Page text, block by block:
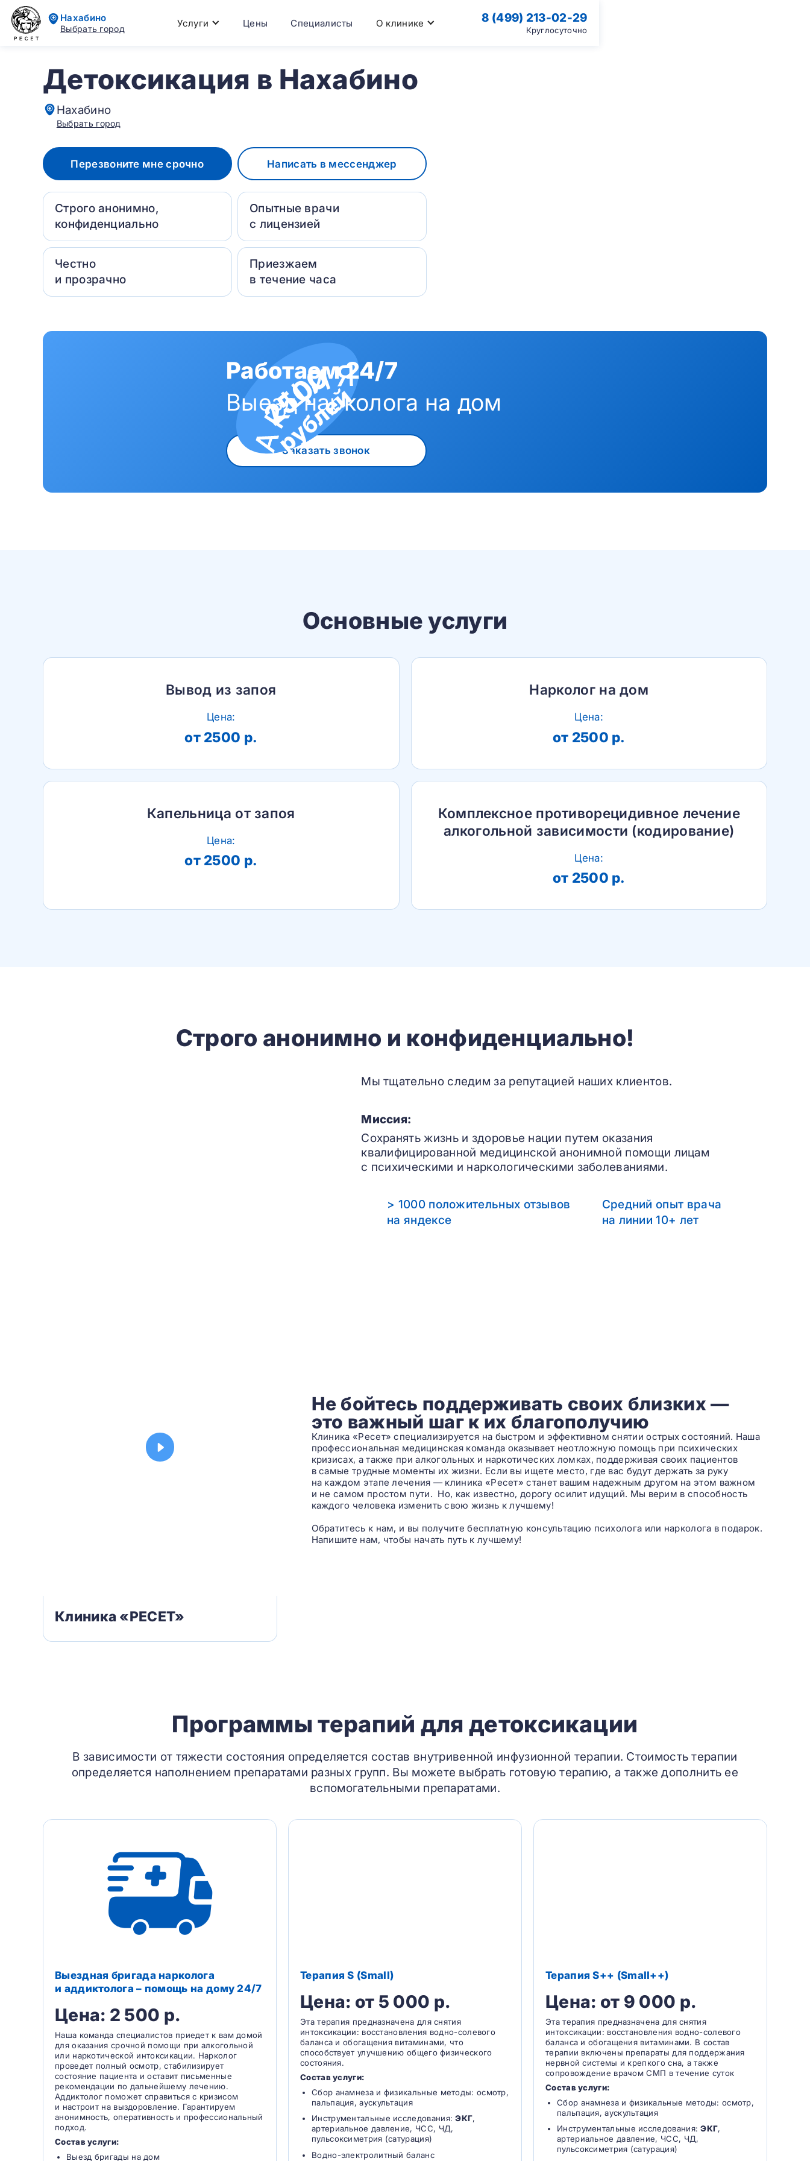
Нахабино
Выбрать город Услуги Цены Специалисты О клинике 8 (499) 213-02-29
Круглосуточно
Детоксикация в Нахабино
Нахабино
Выбрать город
Перезвоните мне срочно Написать в мессенджер
Строго анонимно,
конфиденциально
Опытные врачи
с лицензией
Честно
и прозрачно
Приезжаем
в течение часа
2500
рублей
Работаем 24/7
Выезд нарколога на дом
Заказать звонок
Основные услуги
Вывод из запоя
Цена:
от 2500 р.
Нарколог на дом
Цена:
от 2500 р.
Капельница от запоя
Цена:
от 2500 р.
Комплексное противорецидивное лечение
алкогольной зависимости (кодирование)
Цена:
от 2500 р.
Строго анонимно и конфиденциально!
Мы тщательно следим за репутацией наших клиентов.
Миссия:
Сохранять жизнь и здоровье нации путем оказания
квалифицированной медицинской анонимной помощи лицам
с психическими и наркологическими заболеваниями.
> 1000 положительных отзывов
на яндексе
Средний опыт врача
на линии 10+ лет
Клиника «РЕСЕТ»
Не бойтесь поддерживать своих близких —
это важный шаг к их благополучию
Клиника «Ресет» специализируется на быстром и эффективном снятии острых состояний. Наша
профессиональная медицинская команда оказывает неотложную помощь при психических
кризисах, а также при алкогольных и наркотических ломках, поддерживая своих пациентов
в самые трудные моменты их жизни. Если вы ищете место, где вас будут держать за руку
на каждом этапе лечения — клиника «Ресет» станет вашим надежным другом на этом важном
и не самом простом пути. Но, как известно, дорогу осилит идущий. Мы верим в способность
каждого человека изменить свою жизнь к лучшему!
Обратитесь к нам, и вы получите бесплатную консультацию психолога или нарколога в подарок.
Напишите нам, чтобы начать путь к лучшему!
Программы терапий для детоксикации
В зависимости от тяжести состояния определяется состав внутривенной инфузионной терапии. Стоимость терапии
определяется наполнением препаратами разных групп. Вы можете выбрать готовую терапию, а также дополнить ее
вспомогательными препаратами.
Выездная бригада нарколога
и аддиктолога – помощь на дому 24/7
Цена: 2 500 р.
Наша команда специалистов приедет к вам домой
для оказания срочной помощи при алкогольной
или наркотической интоксикации. Нарколог
проведет полный осмотр, стабилизирует
состояние пациента и оставит письменные
рекомендации по дальнейшему лечению.
Аддиктолог поможет справиться с кризисом
и настроит на выздоровление. Гарантируем
анонимность, оперативность и профессиональный
подход.
Состав услуги:
Выезд бригады на дом
Терапия S (Small)
Цена: от 5 000 р.
Эта терапия предназначена для снятия
интоксикации: восстановления водно-солевого
баланса и обогащения витаминами, что
способствует улучшению общего физического
состояния.
Состав услуги:
Сбор анамнеза и физикальные методы: осмотр,
пальпация, аускультация
Инструментальные исследования:ЭКГ,
артериальное давление, ЧСС, ЧД,
пульсоксиметрия (сатурация)
Водно-электролитный баланс
Терапия S++ (Small++)
Цена: от 9 000 р.
Эта терапия предназначена для снятия
интоксикации: восстановления водно-солевого
баланса и обогащения витаминами. В состав
терапии включены препараты для поддержания
нервной системы и крепкого сна, а также
сопровождение врачом СМП в течение суток
Состав услуги:
Сбор анамнеза и физикальные методы: осмотр,
пальпация, аускультация
Инструментальные исследования:ЭКГ,
артериальное давление, ЧСС, ЧД,
пульсоксиметрия (сатурация)